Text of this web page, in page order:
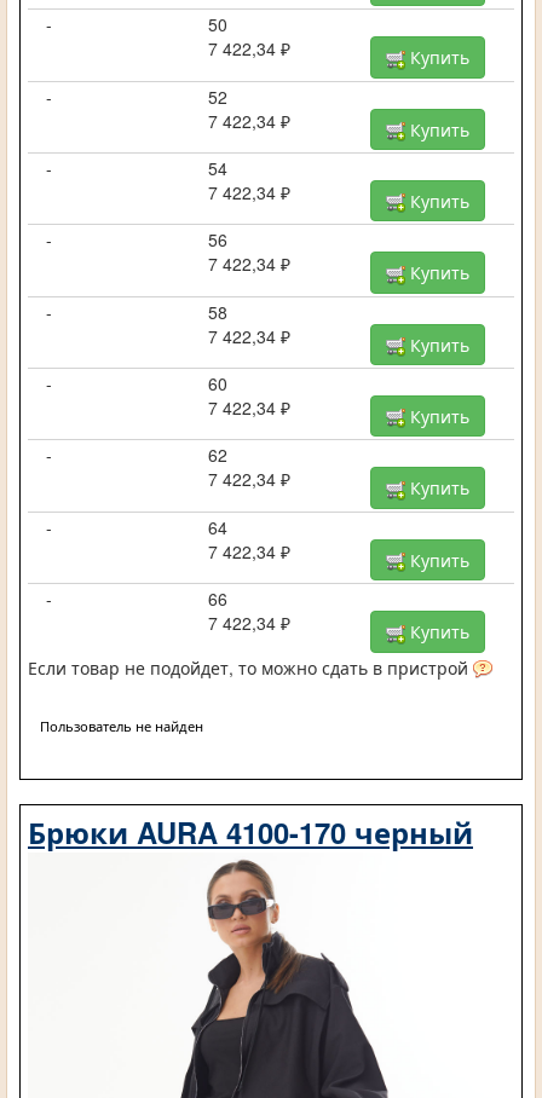
-
50
7 422,34 ₽
Купить
-
52
7 422,34 ₽
Купить
-
54
7 422,34 ₽
Купить
-
56
7 422,34 ₽
Купить
-
58
7 422,34 ₽
Купить
-
60
7 422,34 ₽
Купить
-
62
7 422,34 ₽
Купить
-
64
7 422,34 ₽
Купить
-
66
7 422,34 ₽
Купить
Если товар не подойдет, то можно сдать в пристрой
Пользователь не найден
Брюки AURA 4100-170 черный